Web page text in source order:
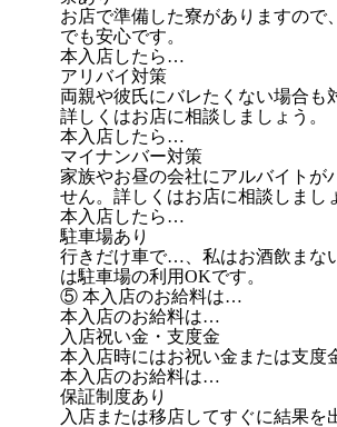
お店で準備した寮がありますので
でも安心です。
本入店したら…
アリバイ対策
両親や彼氏にバレたくない場合も
詳しくはお店に相談しましょう。
本入店したら…
マイナンバー対策
家族やお昼の会社にアルバイトが
せん。詳しくはお店に相談しまし
本入店したら…
駐車場あり
行きだけ車で…、私はお酒飲まな
は駐車場の利用OKです。
⑤ 本入店のお給料は…
本入店のお給料は…
入店祝い金・支度金
本入店時にはお祝い金または支度
本入店のお給料は…
保証制度あり
入店または移店してすぐに結果を